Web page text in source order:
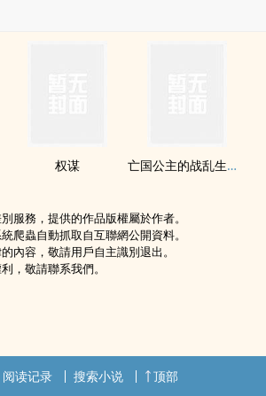
权谋 亡国公主的战乱生活，真的命如草芥
服務，提供的作品版權屬於作者。
爬蟲自動抓取自互聯網公開資料。
內容，敬請用戶自主識別退出。
，敬請聯系我們。
阅读记录 搜索小说 顶部